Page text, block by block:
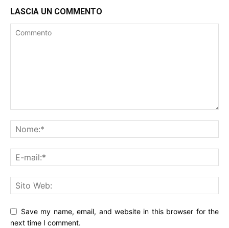
LASCIA UN COMMENTO
Save my name, email, and website in this browser for the
next time I comment.